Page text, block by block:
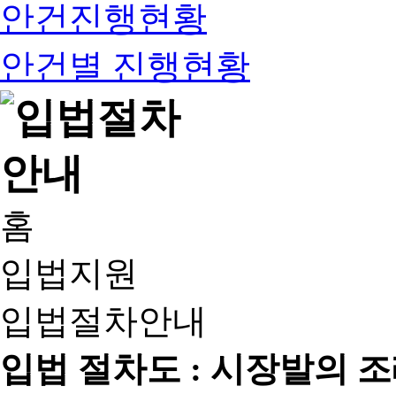
안건진행현황
안건별 진행현황
홈
입법지원
입법절차안내
입법 절차도 : 시장발의